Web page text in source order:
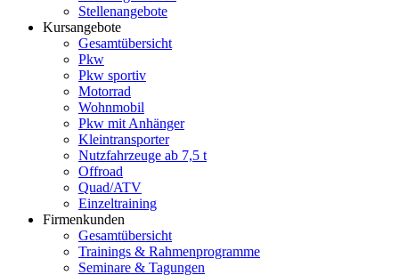
Stellenangebote
Kursangebote
Gesamtübersicht
Pkw
Pkw sportiv
Motorrad
Wohnmobil
Pkw mit Anhänger
Kleintransporter
Nutzfahrzeuge ab 7,5 t
Offroad
Quad/ATV
Einzeltraining
Firmenkunden
Gesamtübersicht
Trainings & Rahmenprogramme
Seminare & Tagungen